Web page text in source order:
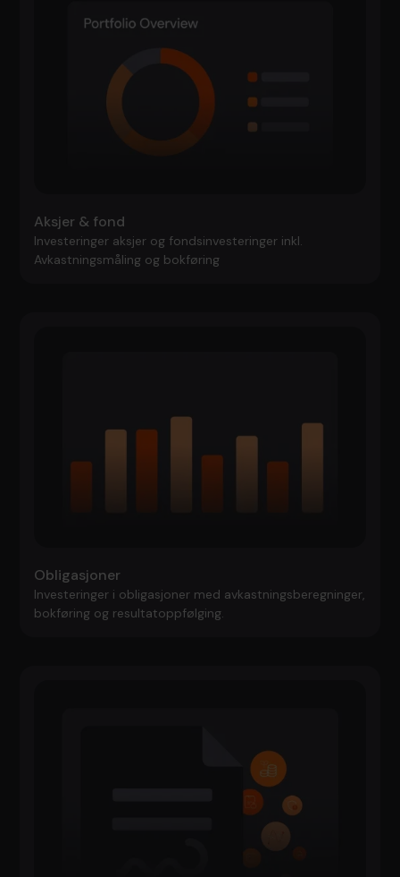
Aksjer & fond
Investeringer aksjer og fondsinvesteringer inkl.
Avkastningsmåling og bokføring
Obligasjoner
Investeringer i obligasjoner med avkastningsberegninger,
bokføring og resultatoppfølging.